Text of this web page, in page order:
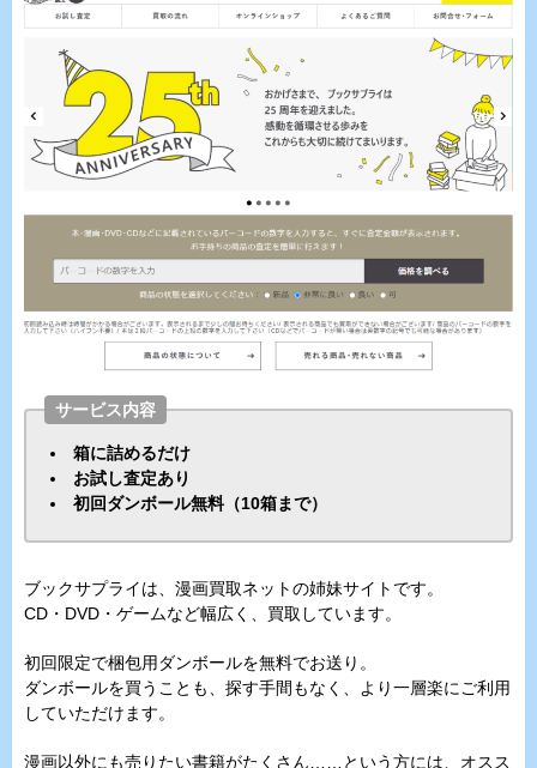
サービス内容
箱に詰めるだけ
お試し査定あり
初回ダンボール無料（10箱まで）
ブックサプライは、漫画買取ネットの姉妹サイトです。
CD・DVD・ゲームなど幅広く、買取しています。
初回限定で梱包用ダンボールを無料でお送り。
ダンボールを買うことも、探す手間もなく、より一層楽にご利用
していただけます。
漫画以外にも売りたい書籍がたくさん……という方には、オスス